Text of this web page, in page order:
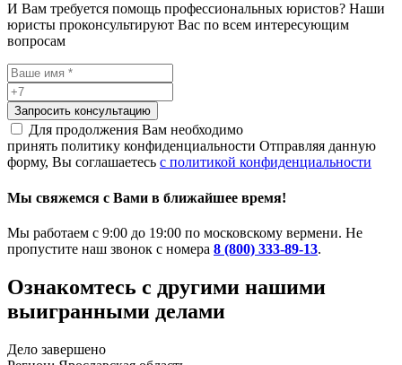
И Вам требуется помощь профессиональных юристов? Наши
юристы проконсультируют Вас по всем интересующим
вопросам
Запросить консультацию
Для продолжения Вам необходимо
принять политику конфиденциальности Отправляя данную
форму, Вы соглашаетесь с политикой конфиденциальности
Мы свяжемся с Вами в ближайшее время!
Мы работаем с 9:00 до 19:00 по московскому вермени. Не
пропустите наш звонок с номера 8 (800) 333-89-13.
Ознакомтесь c другими нашими
выигранными делами
Дело завершено